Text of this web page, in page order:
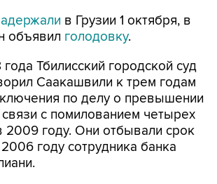
в Грузии 1 октября, в
объявил голодовку.
Тбилисский городской суд
Саакашвили к трем годам
по делу о превышении
с помилованием четырех
2009 году. Они отбывали срок
году сотрудника банка